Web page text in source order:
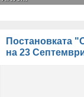
Постановката
на 23